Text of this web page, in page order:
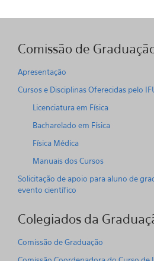
Comissão de
Apresentação
Cursos e Disciplinas Oferecidas pelo
Licenciatura em Física
Bacharelado em Física
Física Médica
Manuais dos Cursos
Solicitação de apoio para aluno de
evento científico
Colegiados da
Comissão de Graduação